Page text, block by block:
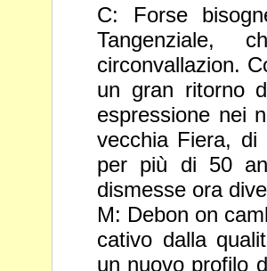
C: Forse
circonvallazion.
un gran ritorno
espressione nei
vecchia Fiera,
per più di 50
dismesse ora
M: Debon on
cativo dalla
un nuovo profilo